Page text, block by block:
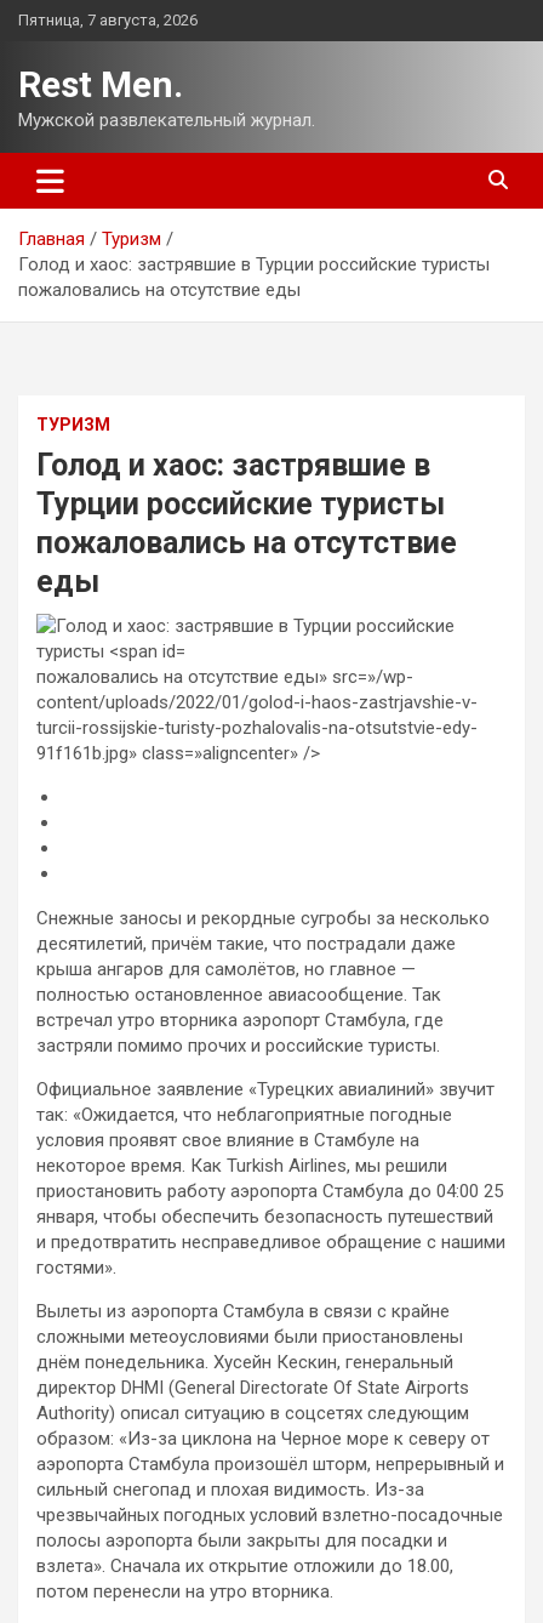
Перейти
Пятница, 7 августа, 2026
Rest Men.
Мужской развлекательный журнал.
Главная
Туризм
Голод и хаос: застрявшие в Турции российские туристы
пожаловались на отсутствие еды
ТУРИЗМ
Голод и хаос: застрявшие в
Турции российские туристы
пожаловались на отсутствие
еды
пожаловались на отсутствие еды» src=»/wp-
content/uploads/2022/01/golod-i-haos-zastrjavshie-v-
turcii-rossijskie-turisty-pozhalovalis-na-otsutstvie-edy-
91f161b.jpg» class=»aligncenter» />
Снежные заносы и рекордные сугробы за несколько
десятилетий, причём такие, что пострадали даже
крыша ангаров для самолётов, но главное —
полностью остановленное авиасообщение. Так
встречал утро вторника аэропорт Стамбула, где
застряли помимо прочих и российские туристы.
Официальное заявление «Турецких авиалиний» звучит
так: «Ожидается, что неблагоприятные погодные
условия проявят свое влияние в Стамбуле на
некоторое время. Как Turkish Airlines, мы решили
приостановить работу аэропорта Стамбула до 04:00 25
января, чтобы обеспечить безопасность путешествий
и предотвратить несправедливое обращение с нашими
гостями».
Вылеты из аэропорта Стамбула в связи с крайне
сложными метеоусловиями были приостановлены
днём понедельника. Хусейн Кескин, генеральный
директор DHMI (General Directorate Of State Airports
Authority) описал ситуацию в соцсетях следующим
образом: «Из-за циклона на Черное море к северу от
аэропорта Стамбула произошёл шторм, непрерывный и
сильный снегопад и плохая видимость. Из-за
чрезвычайных погодных условий взлетно-посадочные
полосы аэропорта были закрыты для посадки и
взлета». Сначала их открытие отложили до 18.00,
потом перенесли на утро вторника.